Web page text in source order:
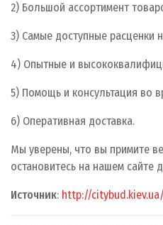
2) Большой ассортимент
3) Самые доступные расценки
4) Опытные и
5) Помощь и консультация во
6) Оперативная доставка.
Мы уверены, что вы примите
остановитесь на нашем сайте
Источник: http://citybud.kiev.ua/